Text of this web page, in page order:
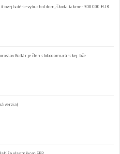
batérie vybuchol dom, škoda takmer 300 000 EUR
Kollár je člen slobodomurárskej lóže
verzia)